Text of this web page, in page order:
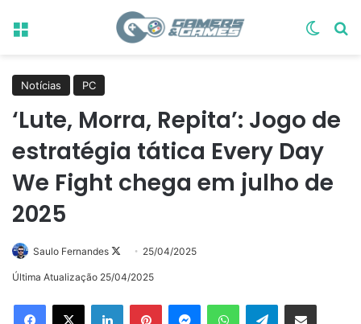
Menu
Notícias PC
‘Lute, Morra, Repita’: Jogo de
estratégia tática Every Day
We Fight chega em julho de
2025
Saulo Fernandes
Follow
on
25/04/2025
Última Atualização 25/04/2025
LinkedinPinterestMessengerWhatsAppTelegramCompartilhar via e-mail